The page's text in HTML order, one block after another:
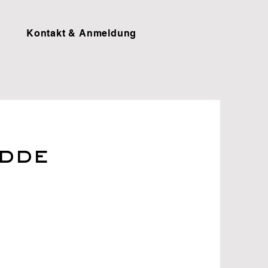
Kontakt & Anmeldung